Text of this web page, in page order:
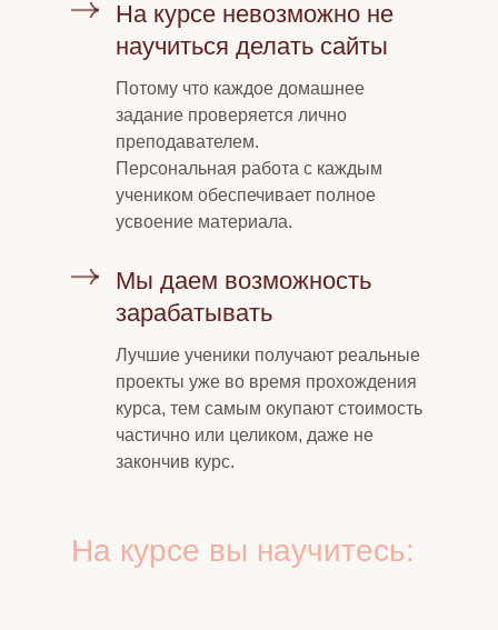
На курсе невозможно не
научиться делать сайты
Мы даем возможность
зарабатывать
Потому что каждое домашнее
задание проверяется лично
преподавателем.
Персональная работа с каждым
учеником обеспечивает полное
усвоение материала.
Лучшие ученики получают реальные
проекты уже во время прохождения
курса, тем самым окупают стоимость
частично или целиком, даже не
закончив курс.
На курсе вы научитесь: